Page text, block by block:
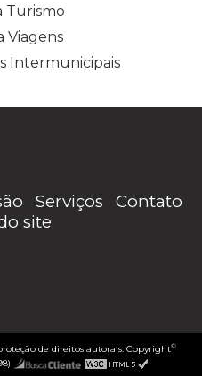
Turismo
Viagens
Intermunicipais
Serviços
Contato
site
de direitos autorais. Copyright©